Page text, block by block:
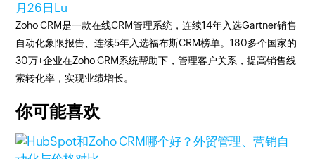
月26日 Lu
Zoho CRM是一款在线CRM管理系统，连续14年入选Gartner销售
自动化象限报告、连续5年入选福布斯CRM榜单。180多个国家的
30万+企业在Zoho CRM系统帮助下，管理客户关系，提高销售线
索转化率，实现业绩增长。
你可能喜欢